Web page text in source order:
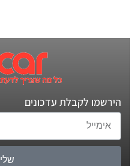
הירשמו לקבלת עדכונים